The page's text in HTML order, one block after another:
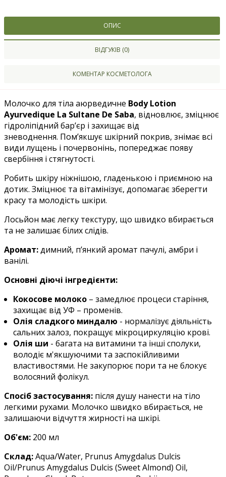
ОПИС
ВІДГУКІВ (0)
КОМЕНТАР КОСМЕТОЛОГА
Молочко для тіла аюрведичне Body Lotion
Ayurvedique La Sultane De Saba, відновлює, зміцнює
гідроліпідний барʼєр і захищає від
зневоднення. Пом’якшує шкірний покрив, знімає всі
види лущень і почервонінь, попереджає появу
свербіння і стягнутості.
Робить шкіру ніжнішою, гладенькою і приємною на
дотик. Зміцнює та вітамінізує, допомагає зберегти
красу та молодість шкіри.
Лосьйон має легку текстуру, що швидко вбирається
та не залишає білих слідів.
Аромат:димний, п’янкий аромат пачулі, амбри і
ванілі.
Основні діючі інгредієнти:
Кокосове молоко– замедлює процеси старіння,
захищає від УФ – променів.
Олія сладкого миндалю - нормалізує діяльність
сальних залоз, покращує мікроциркуляцію крові.
Олія ши - багата на витамини та інші сполуки,
володіє м'якшуючими та заспокійливими
властивостями. Не закупорює пори та не блокує
волосяний фолікул.
Спосіб застосування: після душу нанести на тіло
легкими рухами. Молочко швидко вбирається, не
залишаючи відчуття жирності на шкірі.
Об'єм: 200 мл
Склад:Aqua/Water, Prunus Amygdalus Dulcis
Oil/Prunus Amygdalus Dulcis (Sweet Almond) Oil,